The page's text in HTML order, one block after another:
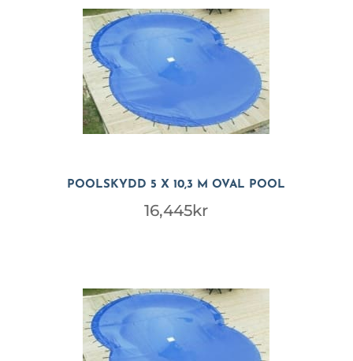
POOLSKYDD 5 X 10,3 M OVAL POOL
16,445kr